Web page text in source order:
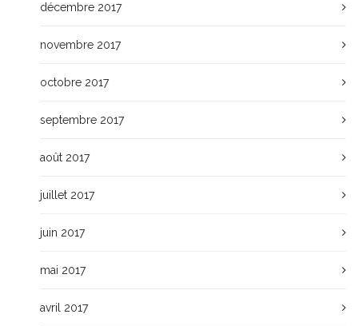
décembre 2017
novembre 2017
octobre 2017
septembre 2017
août 2017
juillet 2017
juin 2017
mai 2017
avril 2017